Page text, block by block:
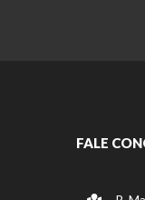
FALE